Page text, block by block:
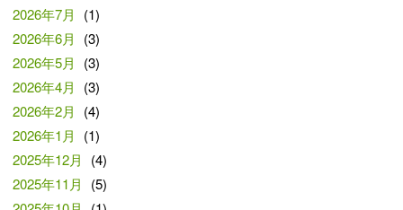
2026年7月
(1)
2026年6月
(3)
2026年5月
(3)
2026年4月
(3)
2026年2月
(4)
2026年1月
(1)
2025年12月
(4)
2025年11月
(5)